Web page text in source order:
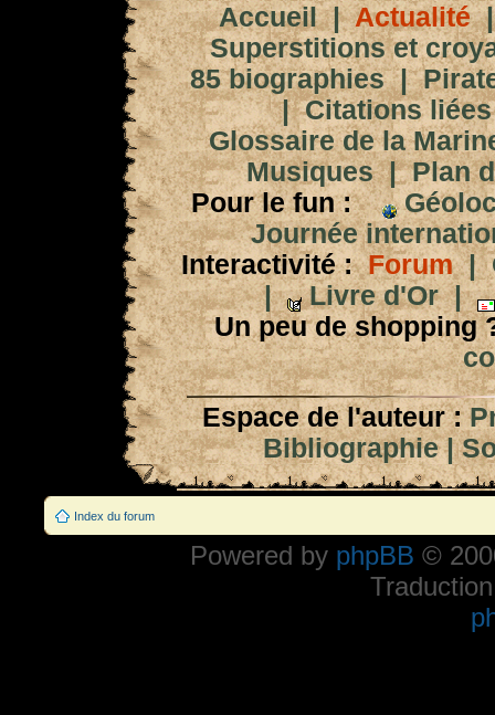
Accueil|Actualité
Superstitions et
85 biographies|
|Citations
Glossaire de la
Musiques|Plan
Pour le fun :
Journée
Interactivité : Forum|
|
Livre d'Or|
Un peu de shopping
Espace de l'auteur :
Bibliographie|
Index du forum
Powered by phpBB ©